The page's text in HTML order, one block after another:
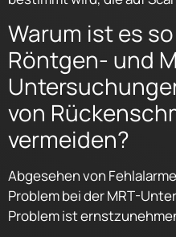
Warum ist es
Röntgen- und
von
vermeiden?
Abgesehen von
Problem bei der MRT-
Problem ist